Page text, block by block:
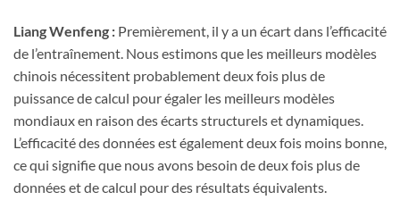
Liang Wenfeng : Premièrement, il y a un écart dans l’efficacité
de l’entraînement. Nous estimons que les meilleurs modèles
chinois nécessitent probablement deux fois plus de
puissance de calcul pour égaler les meilleurs modèles
mondiaux en raison des écarts structurels et dynamiques.
L’efficacité des données est également deux fois moins bonne,
ce qui signifie que nous avons besoin de deux fois plus de
données et de calcul pour des résultats équivalents.